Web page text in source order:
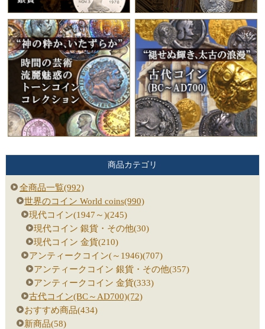
商品カテゴリ
全商品一覧(992)
世界のコイン World coins(990)
現代コイン(1947～)(245)
現代コイン 銀貨・その他(30)
現代コイン 金貨(210)
アンティークコイン(～1946)(707)
アンティークコイン 銀貨・その他(357)
アンティークコイン 金貨(333)
古代コイン(BC～AD700)(72)
おすすめ商品(434)
新商品(58)